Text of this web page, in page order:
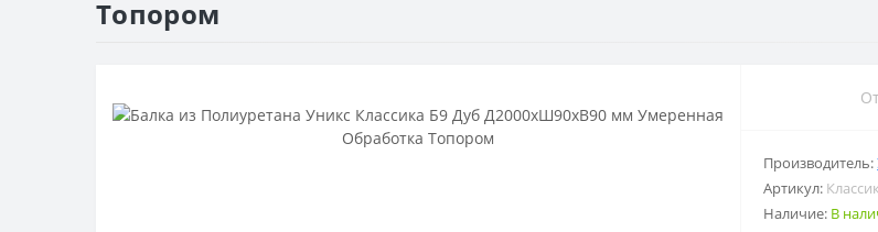
Топором
Производитель:
Артикул:
Наличие: В